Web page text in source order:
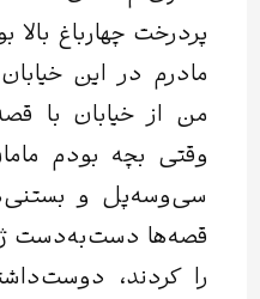
پردرخت چهارباغ
مادرم در این
من از خیابان با
وقتی بچه بودم
سی‌وسه‌پل و
قصه‌ها دست‌به‌دست
را کردند،